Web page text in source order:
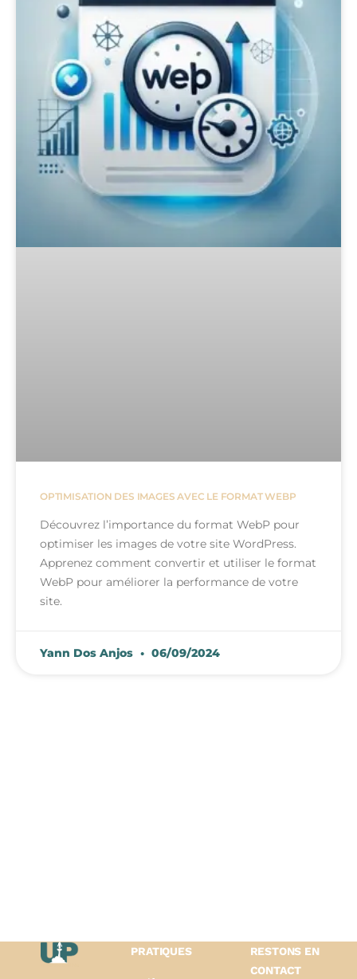
OPTIMISATION DES IMAGES AVEC LE FORMAT WEBP
Découvrez l’importance du format WebP pour
optimiser les images de votre site WordPress.
Apprenez comment convertir et utiliser le format
WebP pour améliorer la performance de votre
site.
Yann Dos Anjos 06/09/2024
PRATIQUES
RESTONS EN
CONTACT